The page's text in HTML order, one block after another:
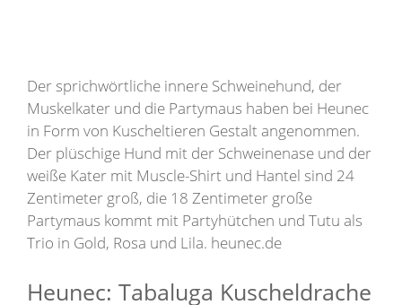
Der sprichwörtliche innere Schweinehund, der
Muskelkater und die Partymaus haben bei Heunec
in Form von Kuscheltieren Gestalt angenommen.
Der plüschige Hund mit der Schweinenase und der
weiße Kater mit Muscle-Shirt und Hantel sind 24
Zentimeter groß, die 18 Zentimeter große
Partymaus kommt mit Partyhütchen und Tutu als
Trio in Gold, Rosa und Lila. heunec.de
Heunec: Tabaluga Kuscheldrache